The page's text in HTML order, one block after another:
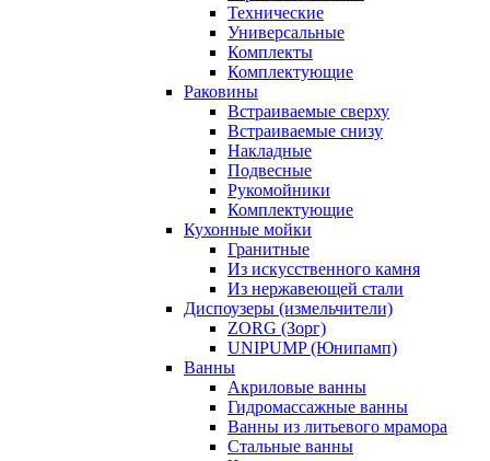
Технические
Универсальные
Комплекты
Комплектующие
Раковины
Встраиваемые сверху
Встраиваемые снизу
Накладные
Подвесные
Рукомойники
Комплектующие
Кухонные мойки
Гранитные
Из искусственного камня
Из нержавеющей стали
Диспоузеры (измельчители)
ZORG (Зорг)
UNIPUMP (Юнипамп)
Ванны
Акриловые ванны
Гидромассажные ванны
Ванны из литьевого мрамора
Стальные ванны